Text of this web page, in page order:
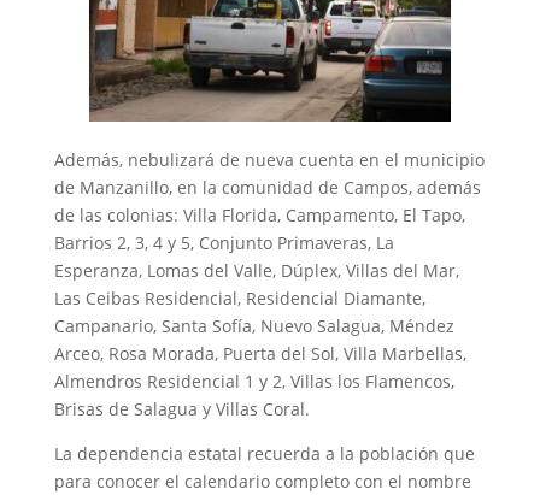
Además, nebulizará de nueva cuenta en el municipio
de Manzanillo, en la comunidad de Campos, además
de las colonias: Villa Florida, Campamento, El Tapo,
Barrios 2, 3, 4 y 5, Conjunto Primaveras, La
Esperanza, Lomas del Valle, Dúplex, Villas del Mar,
Las Ceibas Residencial, Residencial Diamante,
Campanario, Santa Sofía, Nuevo Salagua, Méndez
Arceo, Rosa Morada, Puerta del Sol, Villa Marbellas,
Almendros Residencial 1 y 2, Villas los Flamencos,
Brisas de Salagua y Villas Coral.
La dependencia estatal recuerda a la población que
para conocer el calendario completo con el nombre